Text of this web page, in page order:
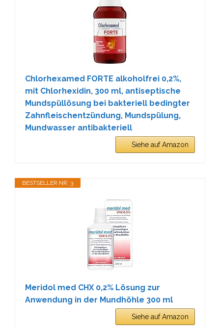
Chlorhexamed FORTE alkoholfrei 0,2%,
mit Chlorhexidin, 300 ml, antiseptische
Mundspüllösung bei bakteriell bedingter
Zahnfleischentzündung, Mundspülung,
Mundwasser antibakteriell
Siehe auf Amazon
BESTSELLER NR. 3
Meridol med CHX 0,2% Lösung zur
Anwendung in der Mundhöhle 300 ml
Siehe auf Amazon